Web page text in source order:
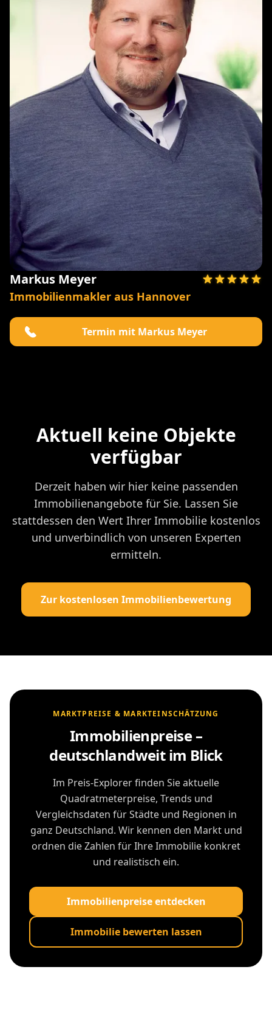
Markus Meyer
Immobilienmakler aus Hannover
Termin mit Markus Meyer
Aktuell keine Objekte
verfügbar
Derzeit haben wir hier keine passenden
Immobilienangebote für Sie. Lassen Sie
stattdessen den Wert Ihrer Immobilie kostenlos
und unverbindlich von unseren Experten
ermitteln.
Zur kostenlosen Immobilienbewertung
MARKTPREISE & MARKTEINSCHÄTZUNG
Immobilienpreise –
deutschlandweit im Blick
Im Preis-Explorer finden Sie aktuelle
Quadratmeterpreise, Trends und
Vergleichsdaten für Städte und Regionen in
ganz Deutschland. Wir kennen den Markt und
ordnen die Zahlen für Ihre Immobilie konkret
und realistisch ein.
Immobilienpreise entdecken
Immobilie bewerten lassen